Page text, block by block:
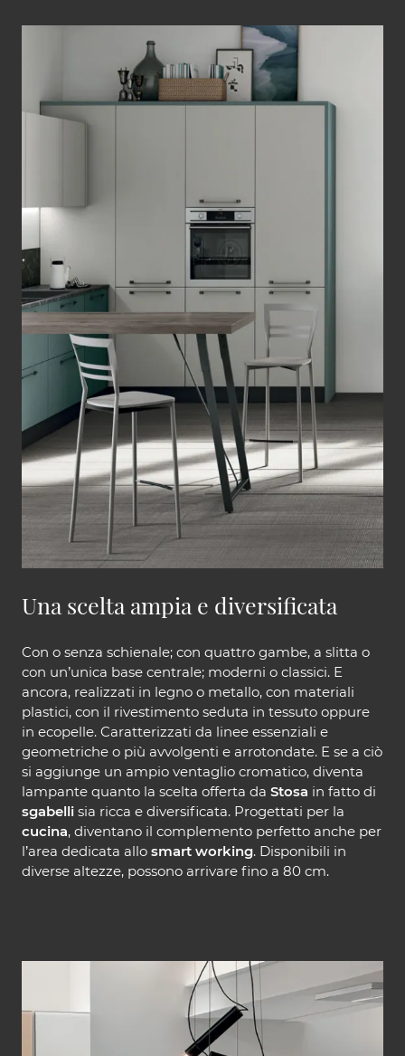
Una scelta ampia e diversificata
Con o senza schienale; con quattro gambe, a slitta o
con un’unica base centrale; moderni o classici. E
ancora, realizzati in legno o metallo, con materiali
plastici, con il rivestimento seduta in tessuto oppure
in ecopelle. Caratterizzati da linee essenziali e
geometriche o più avvolgenti e arrotondate. E se a ciò
si aggiunge un ampio ventaglio cromatico, diventa
lampante quanto la scelta offerta da Stosa in fatto di
sgabelli sia ricca e diversificata. Progettati per la
cucina, diventano il complemento perfetto anche per
l’area dedicata allo smart working. Disponibili in
diverse altezze, possono arrivare fino a 80 cm.